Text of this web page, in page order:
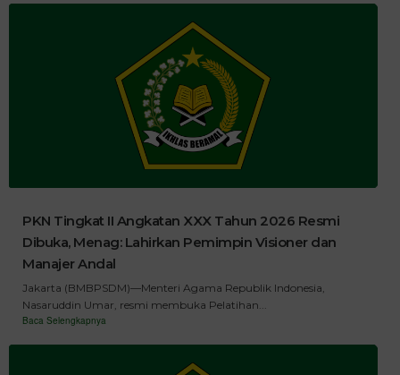
PKN Tingkat II Angkatan XXX Tahun 2026 Resmi
Dibuka, Menag: Lahirkan Pemimpin Visioner dan
Manajer Andal
Jakarta (BMBPSDM)—Menteri Agama Republik Indonesia,
Nasaruddin Umar, resmi membuka Pelatihan...
Baca Selengkapnya